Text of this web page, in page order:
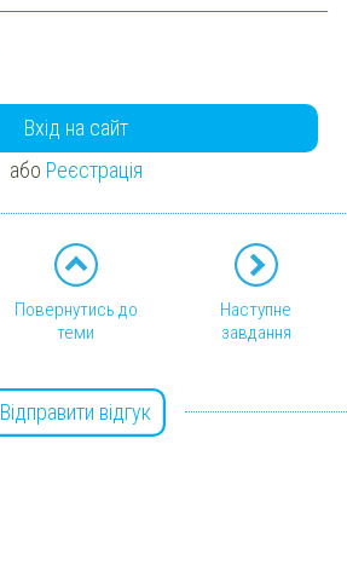
Вхід на сайт
або Реєстрація
Повернутись до
теми
Наступне
завдання
Відправити відгук